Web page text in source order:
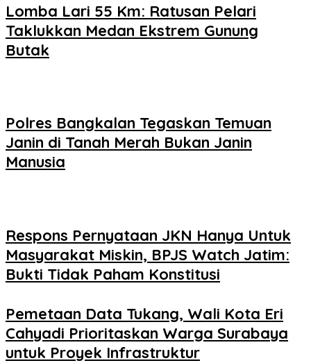
Lomba Lari 55 Km: Ratusan Pelari
Taklukkan Medan Ekstrem Gunung
Butak
Polres Bangkalan Tegaskan Temuan
Janin di Tanah Merah Bukan Janin
Manusia
Respons Pernyataan JKN Hanya Untuk
Masyarakat Miskin, BPJS Watch Jatim:
Bukti Tidak Paham Konstitusi
Pemetaan Data Tukang, Wali Kota Eri
Cahyadi Prioritaskan Warga Surabaya
untuk Proyek Infrastruktur